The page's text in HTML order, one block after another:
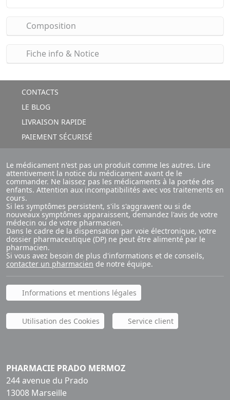
Composition
Fiche info & Notice
CONTACTS
LE BLOG
LIVRAISON RAPIDE
PAIEMENT SÉCURISÉ
Le médicament n'est pas un produit comme les autres. Lire
attentivement la notice du médicament avant de le
commander. Ne laissez pas les médicaments à la portée des
enfants. Attention aux incompatibilités avec vos traitements en
cours.
Si les symptômes persistent, s'ils s'aggravent ou si de
nouveaux symptômes apparaissent, demandez l'avis de votre
médecin ou de votre pharmacien.
Dans le cadre de la dispensation par voie électronique, votre
dossier pharmaceutique (DP) ne peut être alimenté par le
pharmacien.
Si vous avez besoin de plus d'informations et de conseils,
contacter un pharmacien de notre équipe.
Informations et mentions légales
Utilisation des Cookies Service client
PHARMACIE PRADO MERMOZ
244 avenue du Prado
13008 Marseille